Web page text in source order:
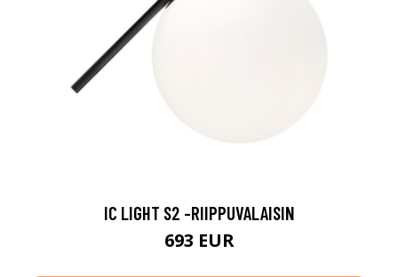
IC LIGHT S2 -RIIPPUVALAISIN
693 EUR